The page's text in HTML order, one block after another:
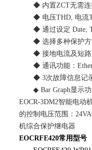
◆ 内置ZCT无需连接
◆ 电压THD, 电流
◆ 通过设定 Date,
◆ 选择多种保护方法
◆ 接地电流及短路可
◆ 通讯功能：
◆ 3次故障信息记录
◆ Bar Graph显示功
EOCR-3DM2智能电动
的控制电压范围：
机综合保护继电器
EOCRFE420常用型号